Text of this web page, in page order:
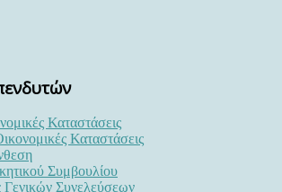
Καταστάσεις
Καταστάσεις
Συμβουλίου
Συνελεύσεων